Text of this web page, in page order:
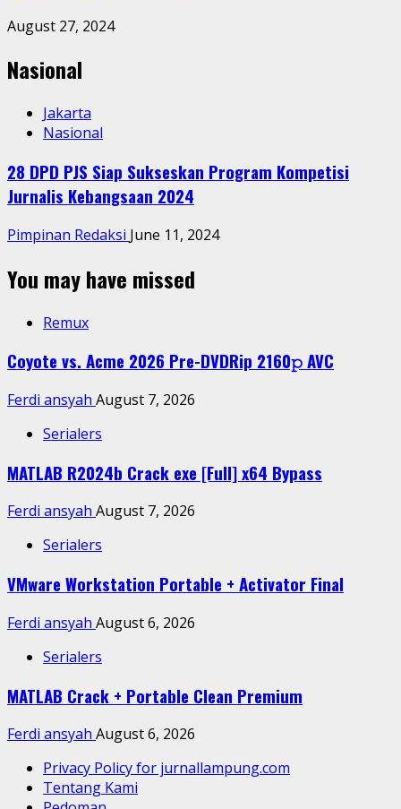
August 27, 2024
Nasional
Jakarta
Nasional
28 DPD PJS Siap Sukseskan Program Kompetisi
Jurnalis Kebangsaan 2024
Pimpinan Redaksi June 11, 2024
You may have missed
Remux
Coyote vs. Acme 2026 Pre-DVDRip 2160𝚙 AVC
Ferdi ansyah August 7, 2026
Serialers
MATLAB R2024b Crack exe [Full] x64 Bypass
Ferdi ansyah August 7, 2026
Serialers
VMware Workstation Portable + Activator Final
Ferdi ansyah August 6, 2026
Serialers
MATLAB Crack + Portable Clean Premium
Ferdi ansyah August 6, 2026
Privacy Policy for jurnallampung.com
Tentang Kami